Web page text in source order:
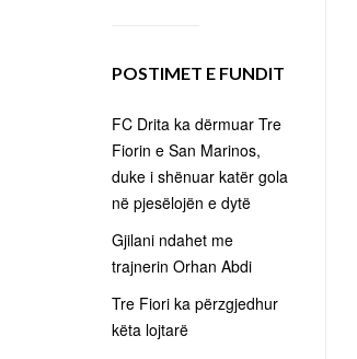
POSTIMET E FUNDIT
FC Drita ka dërmuar Tre
Fiorin e San Marinos,
duke i shënuar katër gola
në pjesëlojën e dytë
Gjilani ndahet me
trajnerin Orhan Abdi
Tre Fiori ka përzgjedhur
këta lojtarë